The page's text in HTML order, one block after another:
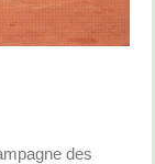
des